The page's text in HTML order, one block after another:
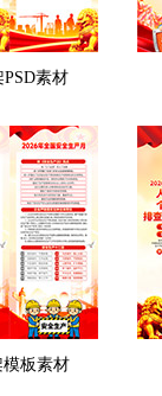
素材
模板素材